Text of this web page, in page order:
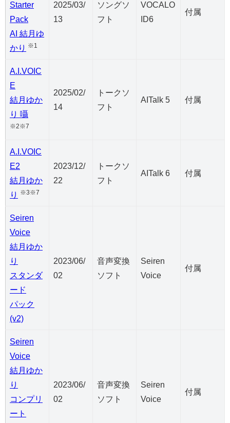
Starter
Pack
AI 結月ゆ
かり
※1
2025/03/
13
ソングソ
フト
VOCALO
ID6
付属
A.I.VOIC
E
結月ゆか
り 囁
※2※7
2025/02/
14
トークソ
フト
AITalk 5 付属
A.I.VOIC
E2
結月ゆか
り
※3※7
2023/12/
22
トークソ
フト
AITalk 6 付属
Seiren
Voice
結月ゆか
り
スタンダ
ード
パック
(v2)
2023/06/
02
音声変換
ソフト
Seiren
Voice
付属
Seiren
Voice
結月ゆか
り
コンプリ
ート
2023/06/
02
音声変換
ソフト
Seiren
Voice
付属